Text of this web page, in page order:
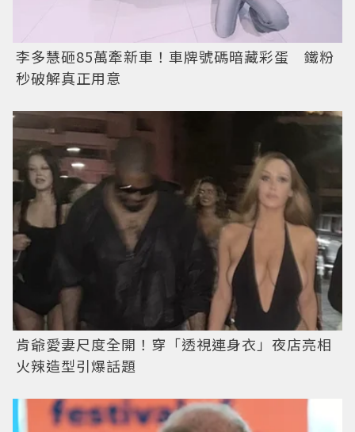
李多慧砸85萬牽新車！車牌號碼暗藏彩蛋 鐵粉
秒破解真正用意
肯爺愛妻尺度全開！穿「透視連身衣」夜店亮相
火辣造型引爆話題